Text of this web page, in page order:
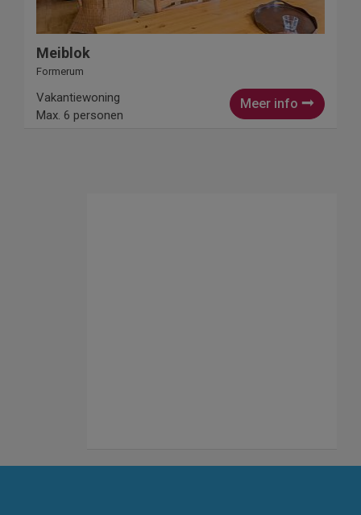
Meiblok
Formerum
Meer info
Vakantiewoning
Max. 6 personen